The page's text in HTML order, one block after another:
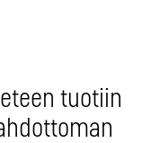
tuotiin